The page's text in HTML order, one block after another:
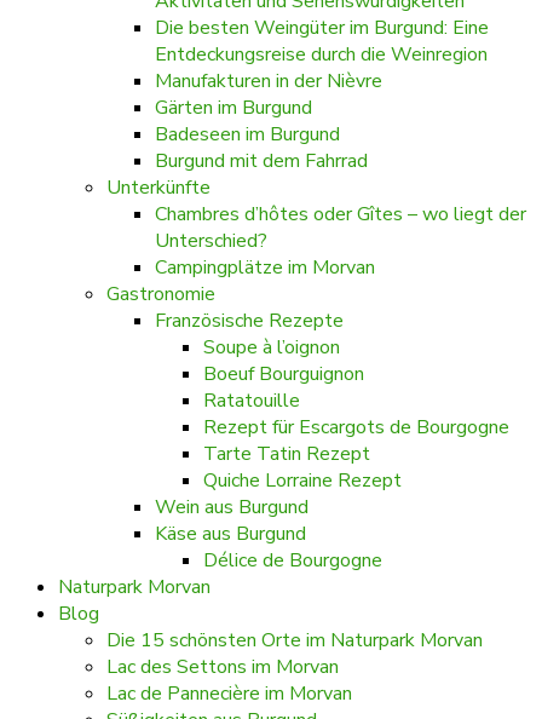
Die besten Weingüter im Burgund: Eine
Entdeckungsreise durch die Weinregion
Manufakturen in der Nièvre
Gärten im Burgund
Badeseen im Burgund
Burgund mit dem Fahrrad
Unterkünfte
Chambres d’hôtes oder Gîtes – wo liegt der
Unterschied?
Campingplätze im Morvan
Gastronomie
Französische Rezepte
Soupe à l’oignon
Boeuf Bourguignon
Ratatouille
Rezept für Escargots de Bourgogne
Tarte Tatin Rezept
Quiche Lorraine Rezept
Wein aus Burgund
Käse aus Burgund
Délice de Bourgogne
Naturpark Morvan
Blog
Die 15 schönsten Orte im Naturpark Morvan
Lac des Settons im Morvan
Lac de Pannecière im Morvan